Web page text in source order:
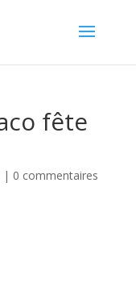
fête
| 0 commentaires